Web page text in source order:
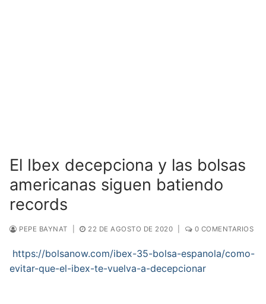
El Ibex decepciona y las bolsas
americanas siguen batiendo
records
PEPE BAYNAT 22 DE AGOSTO DE 2020 0 COMENTARIOS
https://bolsanow.com/ibex-35-bolsa-espanola/como-
evitar-que-el-ibex-te-vuelva-a-decepcionar